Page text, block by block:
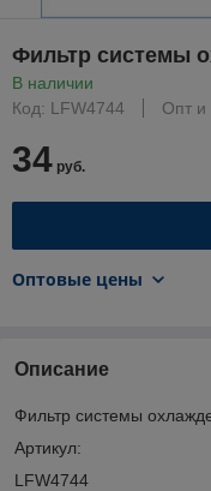
Фильтр системы
В наличии
Код: LFW4744
Опт и
34 руб.
Оптовые цены
Описание
Фильтр системы
Артикул:
LFW4744